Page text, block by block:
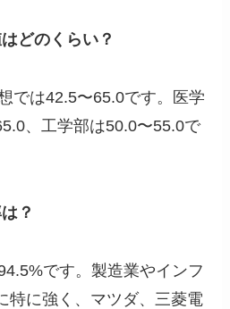
どのくらい？
では42.5〜65.0です。医学
、工学部は50.0〜55.0で
？
です。製造業やインフ
特に強く、マツダ、三菱電